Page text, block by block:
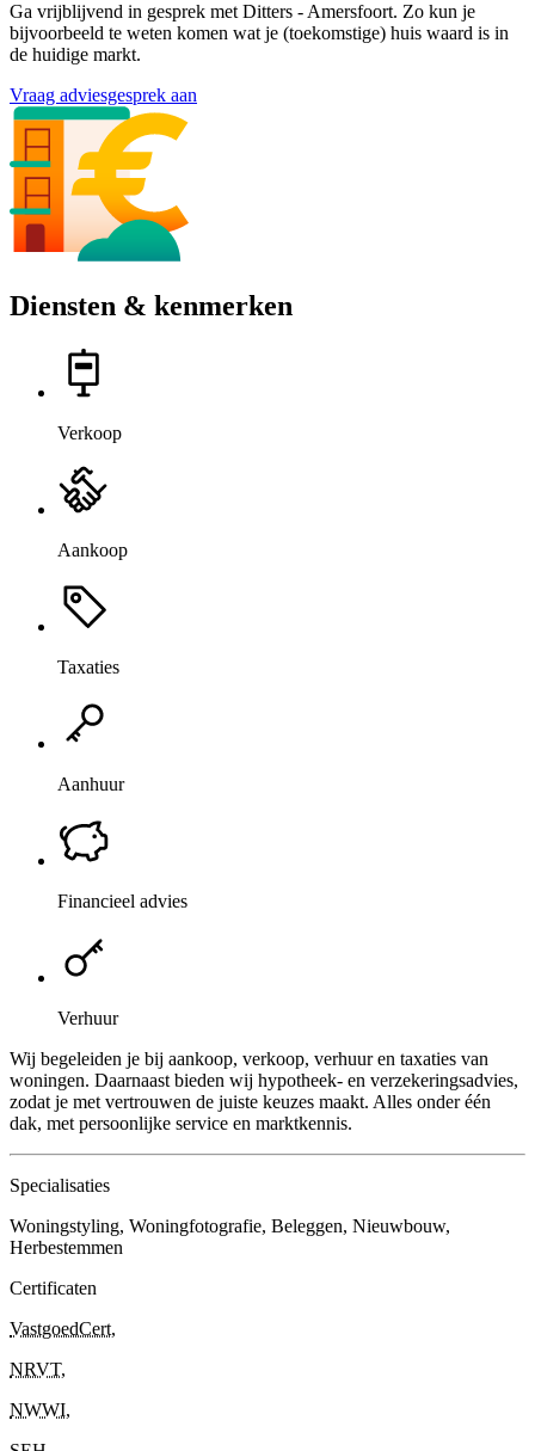
Ga vrijblijvend in gesprek met Ditters - Amersfoort. Zo kun je
bijvoorbeeld te weten komen wat je (toekomstige) huis waard is in
de huidige markt.
Vraag adviesgesprek aan
Diensten & kenmerken
Verkoop
Aankoop
Taxaties
Aanhuur
Financieel advies
Verhuur
Wij begeleiden je bij aankoop, verkoop, verhuur en taxaties van
woningen. Daarnaast bieden wij hypotheek- en verzekeringsadvies,
zodat je met vertrouwen de juiste keuzes maakt. Alles onder één
dak, met persoonlijke service en marktkennis.
Specialisaties
Woningstyling, Woningfotografie, Beleggen, Nieuwbouw,
Herbestemmen
Certificaten
VastgoedCert,
NRVT,
NWWI,